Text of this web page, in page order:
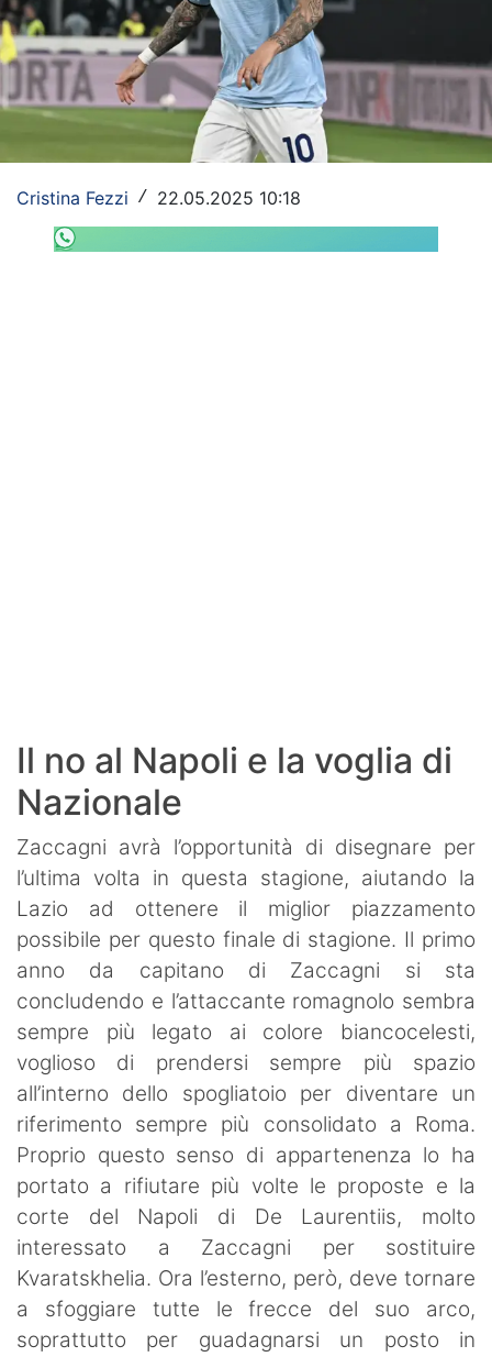
Altri Sport
Formula 1
Tennis
Vela
SHOP LAZIO
Contatti
Cristina Fezzi / 22.05.2025 10:18
Il no al Napoli e la voglia di
Nazionale
Zaccagni avrà l’opportunità di disegnare per
l’ultima volta in questa stagione, aiutando la
Lazio ad ottenere il miglior piazzamento
possibile per questo finale di stagione. Il primo
anno da capitano di Zaccagni si sta
concludendo e l’attaccante romagnolo sembra
sempre più legato ai colore biancocelesti,
voglioso di prendersi sempre più spazio
all’interno dello spogliatoio per diventare un
riferimento sempre più consolidato a Roma.
Proprio questo senso di appartenenza lo ha
portato a rifiutare più volte le proposte e la
corte del Napoli di De Laurentiis, molto
interessato a Zaccagni per sostituire
Kvaratskhelia. Ora l’esterno, però, deve tornare
a sfoggiare tutte le frecce del suo arco,
soprattutto per guadagnarsi un posto in